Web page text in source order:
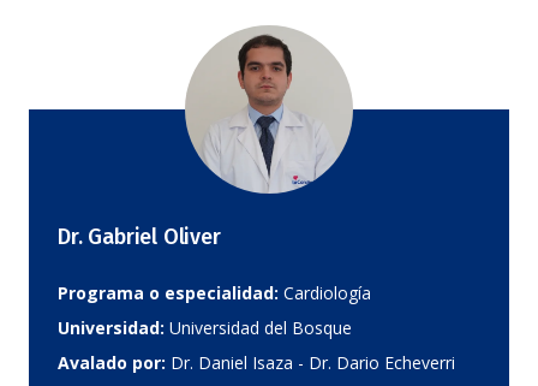
Dr. Gabriel Oliver
Programa o especialidad: Cardiología
Universidad: Universidad del Bosque
Avalado por: Dr. Daniel Isaza - Dr. Dario Echeverri